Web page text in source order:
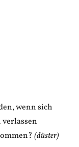
wenn sich
(düster)